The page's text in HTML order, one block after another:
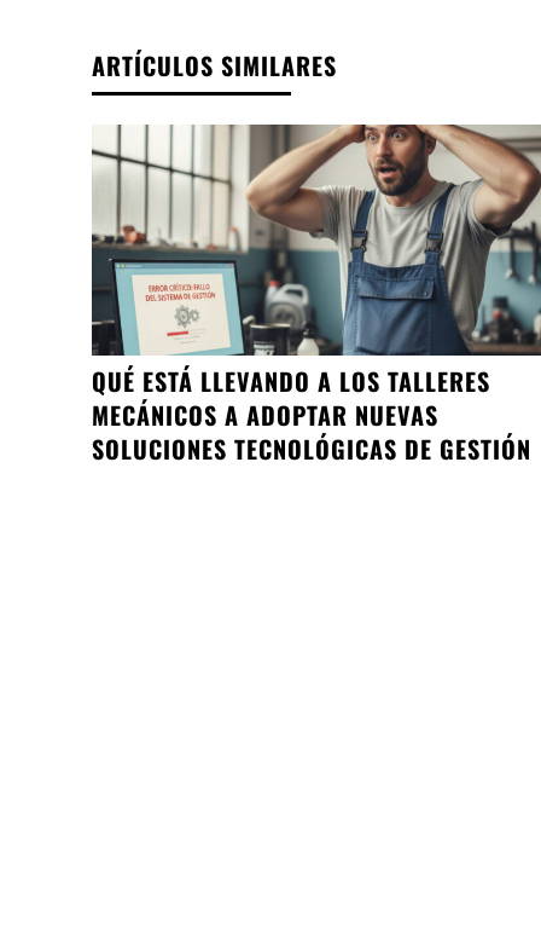
ARTÍCULOS SIMILARES
QUÉ ESTÁ LLEVANDO A LOS TALLERES
MECÁNICOS A ADOPTAR NUEVAS
SOLUCIONES TECNOLÓGICAS DE GESTIÓN